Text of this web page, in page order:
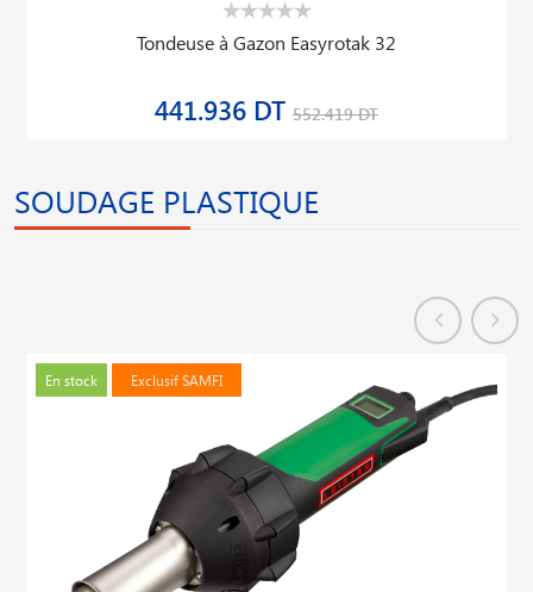
Tondeuse à Gazon Easyrotak 32
441.936 DT 552.419 DT
SOUDAGE PLASTIQUE
En stock Exclusif SAMFI